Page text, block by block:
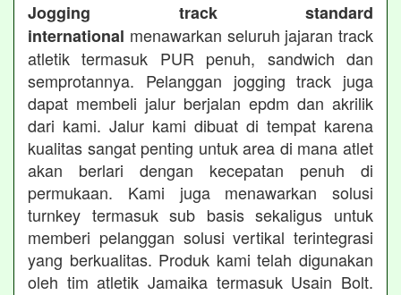
Jogging track standard
international menawarkan seluruh jajaran track
atletik termasuk PUR penuh, sandwich dan
semprotannya. Pelanggan jogging track juga
dapat membeli jalur berjalan epdm dan akrilik
dari kami. Jalur kami dibuat di tempat karena
kualitas sangat penting untuk area di mana atlet
akan berlari dengan kecepatan penuh di
permukaan. Kami juga menawarkan solusi
turnkey termasuk sub basis sekaligus untuk
memberi pelanggan solusi vertikal terintegrasi
yang berkualitas. Produk kami telah digunakan
oleh tim atletik Jamaika termasuk Usain Bolt.